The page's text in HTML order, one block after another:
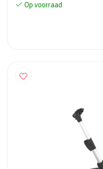
Op voorraad